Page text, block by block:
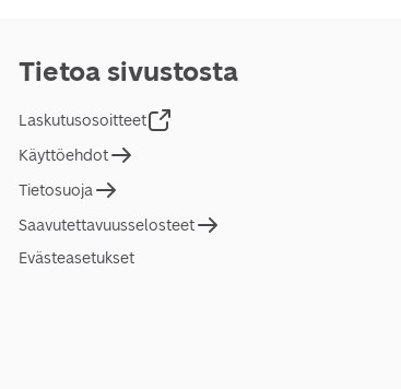
Tietoa sivustosta
Laskutusosoitteet
Käyttöehdot
Tietosuoja
Saavutettavuusselosteet
Evästeasetukset